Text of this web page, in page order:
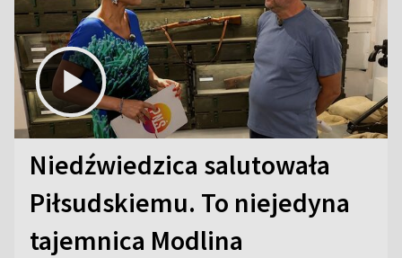
Niedźwiedzica salutowała
Piłsudskiemu. To niejedyna
tajemnica Modlina